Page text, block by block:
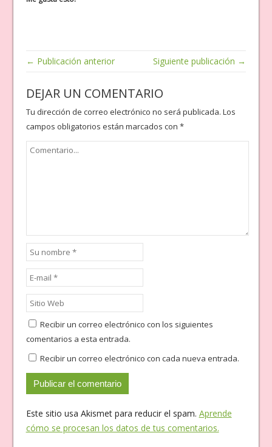
← Publicación anterior Siguiente publicación →
DEJAR UN COMENTARIO
Tu dirección de correo electrónico no será publicada. Los
campos obligatorios están marcados con *
Recibir un correo electrónico con los siguientes
comentarios a esta entrada.
Recibir un correo electrónico con cada nueva entrada.
Este sitio usa Akismet para reducir el spam. Aprende
cómo se procesan los datos de tus comentarios.